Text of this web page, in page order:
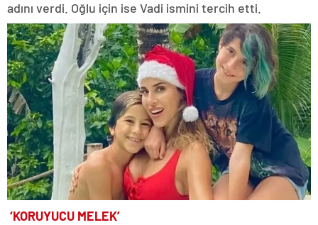
adını verdi. Oğlu için ise Vadi ismini tercih etti.
‘KORUYUCU MELEK’